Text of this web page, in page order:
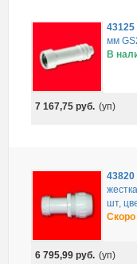
43125
мм
В
7 167,75 руб. (уп)
43820
шт,
6 795,99 руб. (уп)